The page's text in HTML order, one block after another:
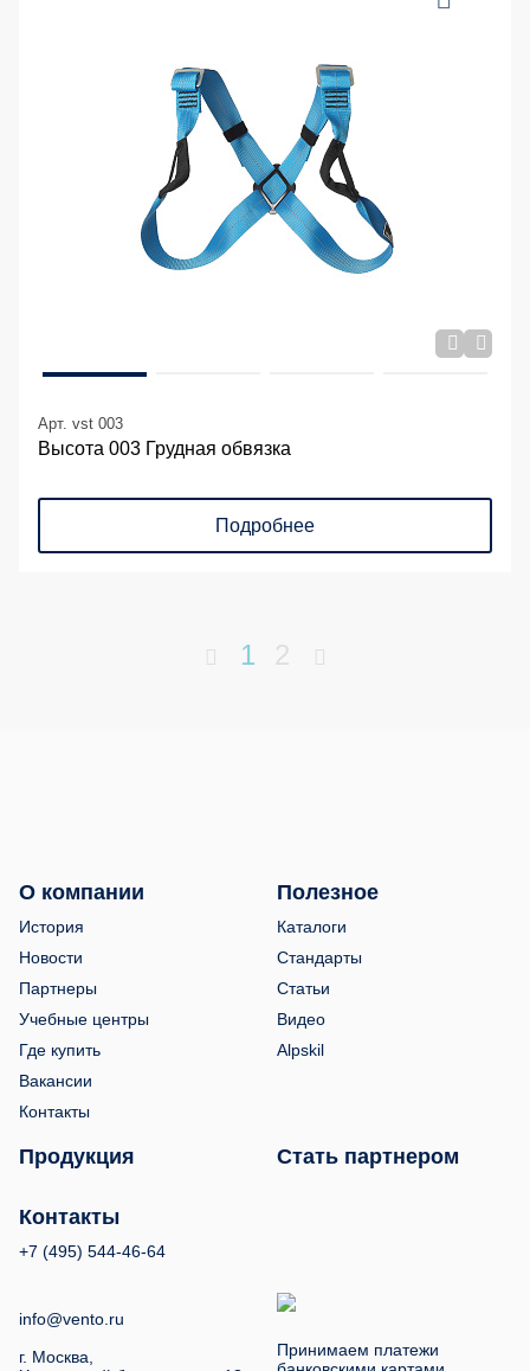
Арт. vst 003
Высота 003 Грудная обвязка
Подробнее
1 2
О компании
История
Новости
Партнеры
Учебные центры
Где купить
Вакансии
Контакты
Полезное
Каталоги
Стандарты
Статьи
Видео
Alpskil
Продукция Стать партнером
Контакты
+7 (495) 544-46-64
info@vento.ru
г. Москва,
Принимаем платежи